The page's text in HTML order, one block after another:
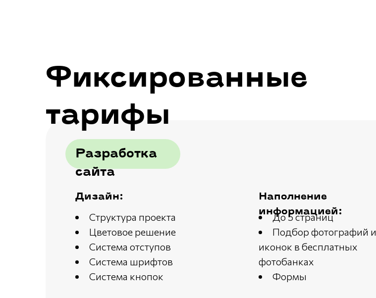
Фиксированные
тарифы
Разработка
сайта
Дизайн:
Наполнение
информацией:
Структура проекта
Цветовое решение
Система отступов
Система шрифтов
Система кнопок
До 5 страниц
Подбор фотографий и
иконок в бесплатных
фотобанках
Формы